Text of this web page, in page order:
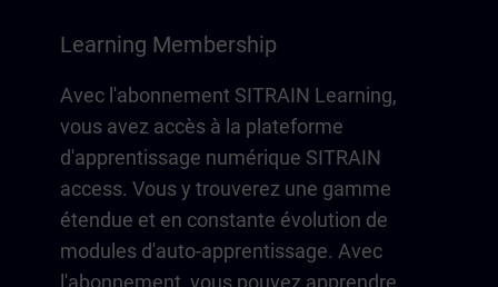
Learning Membership
Avec l'abonnement SITRAIN Learning,
vous avez accès à la plateforme
d'apprentissage numérique SITRAIN
access. Vous y trouverez une gamme
étendue et en constante évolution de
modules d'auto-apprentissage. Avec